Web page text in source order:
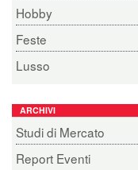
Hobby
Feste
Lusso
ARCHIVI
Studi di Mercato
Report Eventi